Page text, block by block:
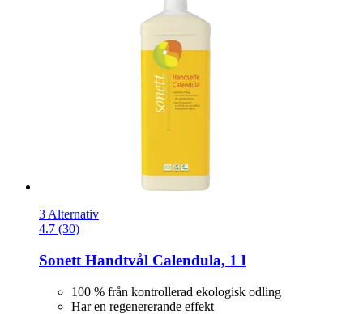
3 Alternativ
4.7 (30)
Sonett Handtvål Calendula, 1 l
100 % från kontrollerad ekologisk odling
Har en regenererande effekt